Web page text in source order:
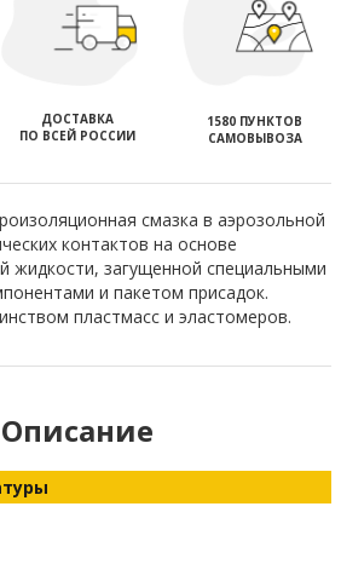
ДОСТАВКА
ПО ВСЕЙ РОССИИ
1580 ПУНКТОВ
САМОВЫВОЗА
смазка в аэрозольной
контактов на основе
жидкости, загущенной специальными
и пакетом присадок.
пластмасс и эластомеров.
Описание